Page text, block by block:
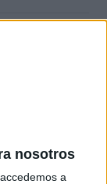
nosotros
a
DE LOS
DE